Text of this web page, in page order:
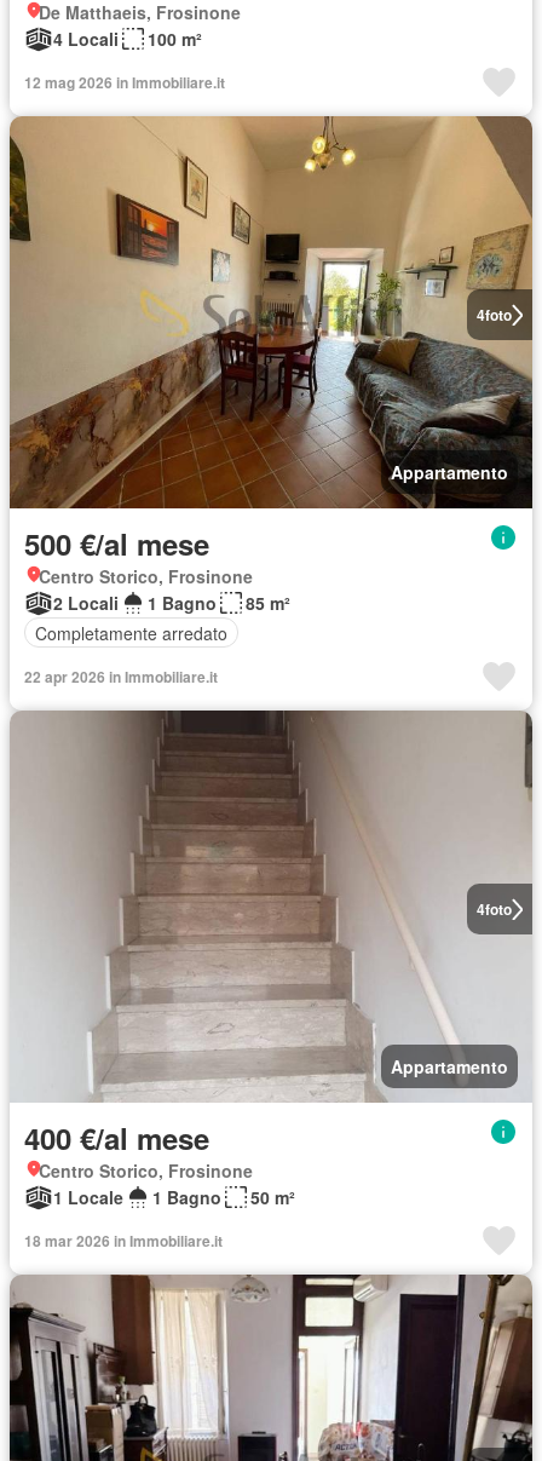
De Matthaeis, Frosinone
4 Locali
100 m²
12 mag 2026 in Immobiliare.it
4foto
Appartamento
500 €/al mese
Centro Storico, Frosinone
2 Locali
1 Bagno
85 m²
Completamente arredato
22 apr 2026 in Immobiliare.it
4foto
Appartamento
400 €/al mese
Centro Storico, Frosinone
1 Locale
1 Bagno 50 m²
18 mar 2026 in Immobiliare.it